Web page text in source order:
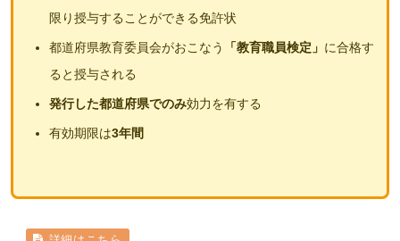
限り授与することができる免許状
都道府県教育委員会がおこなう 「教育職員検定」 に合格す
ると授与される
発行した都道府県でのみ効力を有する
有効期限は3年間